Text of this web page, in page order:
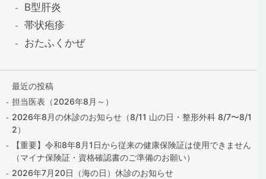
B型肝炎
帯状疱疹
おたふくかぜ
最近の投稿
担当医表（2026年8月～）
2026年8月の休診のお知らせ（8/11 山の日・整形外科 8/7〜8/1
2）
【重要】令和8年8月1日から従来の健康保険証は使用できません
（マイナ保険証・資格確認書のご準備のお願い）
2026年7月20日（海の日）休診のお知らせ